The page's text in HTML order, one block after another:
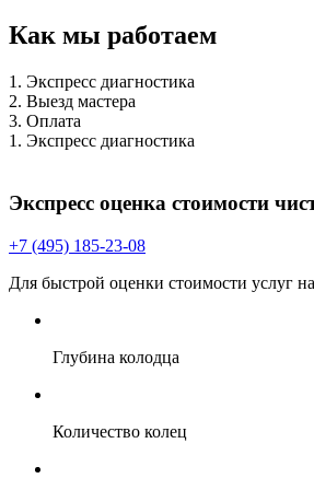
Как мы работаем
1. Экспресс диагностика
2. Выезд мастера
3. Оплата
1. Экспресс диагностика
Экспресс оценка стоимости
+7 (495) 185-23-08
Для быстрой оценки стоимости услуг
Глубина колодца
Количество колец